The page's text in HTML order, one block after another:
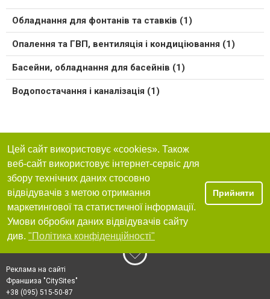
Обладнання для фонтанів та ставків (1)
Опалення та ГВП, вентиляція і кондиціювання (1)
Басейни, обладнання для басейнів (1)
Водопостачання і каналізація (1)
Цей сайт використовує «cookies». Також
веб-сайт використовує інтернет-сервіс для
збору технічних даних стосовно
відвідувачів з метою отримання
маркетингової та статистичної інформації.
Умови обробки даних відвідувачів сайту
див. "Політика конфіденційності"
Прийняти
Реклама на сайті
Франшиза "CitySites"
+38 (095) 515-50-87